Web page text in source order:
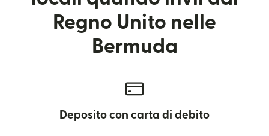
Regno Unito nelle
Bermuda
Deposito con carta di debito